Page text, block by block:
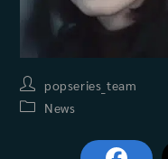
Post
author:
popseries_team
PostNews